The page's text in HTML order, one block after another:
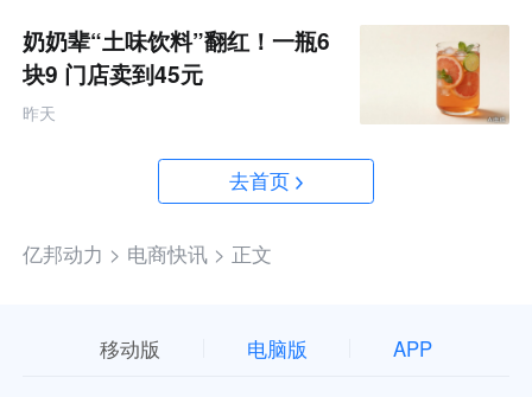
奶奶辈“土味饮料”翻红！一瓶6
块9 门店卖到45元
昨天
去首页
亿邦动力 > 电商快讯 > 正文
移动版 电脑版 APP